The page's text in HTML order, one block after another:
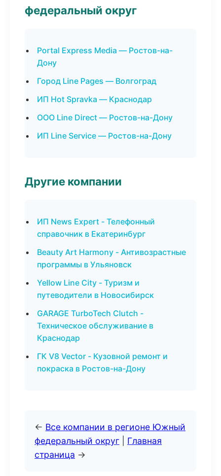
федеральный округ
Portal Express Media — Ростов-на-
Дону
Город Line Pages — Волгоград
ИП Hot Spravka — Краснодар
ООО Line Direct — Ростов-на-Дону
ИП Line Service — Ростов-на-Дону
Другие компании
ИП News Expert - Телефонный
справочник в Екатеринбург
Beauty Art Harmony - Антивозрастные
программы в Ульяновск
Yellow Line City - Туризм и
путеводители в Новосибирск
GARAGE TurboTech Clutch -
Техническое обслуживание в
Краснодар
ГК V8 Vector - Кузовной ремонт и
покраска в Ростов-на-Дону
← Все компании в регионе Южный
федеральный округ
Главная
страница →